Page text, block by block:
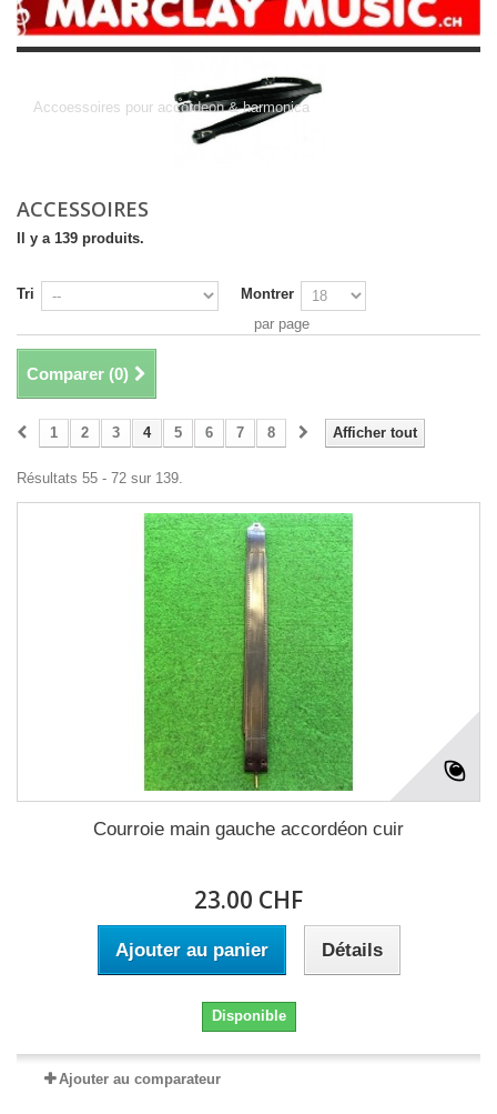
Accoessoires pour accordeon & harmonica
ACCESSOIRES
Il y a 139 produits.
Tri
Montrer
par page
Comparer (0)
Afficher tout
1 2 3 4 5 6 7 8
Résultats 55 - 72 sur 139.
Courroie main gauche accordéon cuir
23.00 CHF
Ajouter au panier Détails
Disponible
Ajouter au comparateur